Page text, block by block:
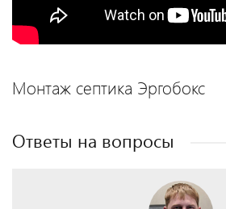
Монтаж септика Эргобокс
Ответы на вопросы